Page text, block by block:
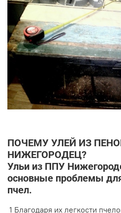
ПОЧЕМУ УЛЕЙ ИЗ
НИЖЕГОРОДЕЦ?
Ульи из ППУ
основные проблемы
пчел.
1 Благодаря их легкости